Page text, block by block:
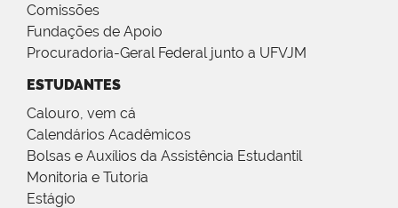
Comissões
Fundações de Apoio
Procuradoria-Geral Federal junto a UFVJM
ESTUDANTES
Calouro, vem cá
Calendários Acadêmicos
Bolsas e Auxílios da Assistência Estudantil
Monitoria e Tutoria
Estágio